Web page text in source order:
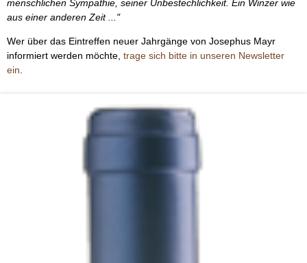
menschlichen Sympathie, seiner Unbestechlichkeit. Ein Winzer wie
aus einer anderen Zeit ..."
Wer über das Eintreffen neuer Jahrgänge von Josephus Mayr
informiert werden möchte, trage sich bitte in unseren Newsletter
ein